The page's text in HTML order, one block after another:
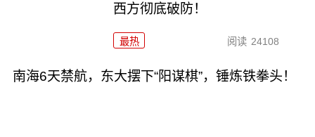
西方彻底破防！
最热 阅读 24108
南海6天禁航，东大摆下“阳谋棋”，锤炼铁拳头！